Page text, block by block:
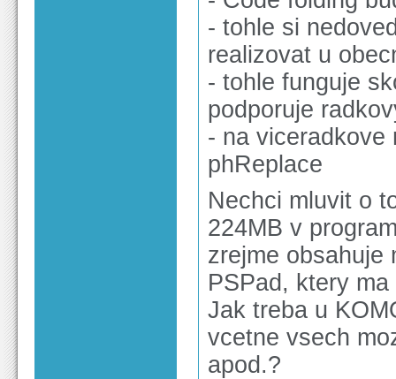
- tohle si
realizovat u
- tohle funguje
podporuje
- na viceradkove
phReplace
Nechci mluvit o
224MB v
zrejme obsahuje
PSPad, ktery
Jak treba u
vcetne vsech
apod.?